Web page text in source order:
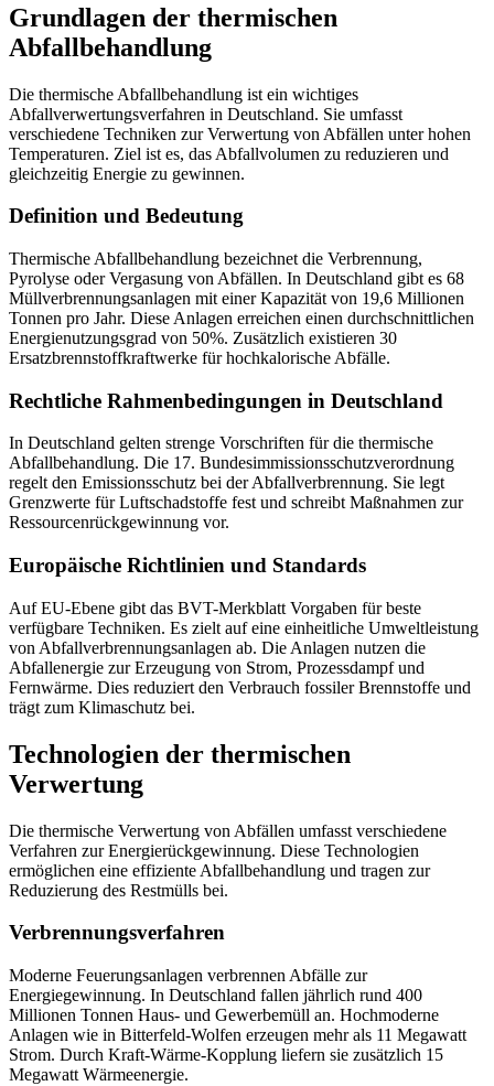
Grundlagen der thermischen
Abfallbehandlung
Die thermische Abfallbehandlung ist ein wichtiges
Abfallverwertungsverfahren in Deutschland. Sie umfasst
verschiedene Techniken zur Verwertung von Abfällen unter hohen
Temperaturen. Ziel ist es, das Abfallvolumen zu reduzieren und
gleichzeitig Energie zu gewinnen.
Definition und Bedeutung
Thermische Abfallbehandlung bezeichnet die Verbrennung,
Pyrolyse oder Vergasung von Abfällen. In Deutschland gibt es 68
Müllverbrennungsanlagen mit einer Kapazität von 19,6 Millionen
Tonnen pro Jahr. Diese Anlagen erreichen einen durchschnittlichen
Energienutzungsgrad von 50%. Zusätzlich existieren 30
Ersatzbrennstoffkraftwerke für hochkalorische Abfälle.
Rechtliche Rahmenbedingungen in Deutschland
In Deutschland gelten strenge Vorschriften für die thermische
Abfallbehandlung. Die 17. Bundesimmissionsschutzverordnung
regelt den Emissionsschutz bei der Abfallverbrennung. Sie legt
Grenzwerte für Luftschadstoffe fest und schreibt Maßnahmen zur
Ressourcenrückgewinnung vor.
Europäische Richtlinien und Standards
Auf EU-Ebene gibt das BVT-Merkblatt Vorgaben für beste
verfügbare Techniken. Es zielt auf eine einheitliche Umweltleistung
von Abfallverbrennungsanlagen ab. Die Anlagen nutzen die
Abfallenergie zur Erzeugung von Strom, Prozessdampf und
Fernwärme. Dies reduziert den Verbrauch fossilerBrennstoffe und
trägt zum Klimaschutz bei.
Technologien der thermischen
Verwertung
Die thermische Verwertung von Abfällen umfasst verschiedene
Verfahren zur Energierückgewinnung. Diese Technologien
ermöglichen eine effiziente Abfallbehandlung und tragen zur
Reduzierung des Restmülls bei.
Verbrennungsverfahren
Moderne Feuerungsanlagen verbrennen Abfälle zur
Energiegewinnung. In Deutschland fallen jährlich rund 400
Millionen Tonnen Haus- und Gewerbemüll an. Hochmoderne
Anlagen wie in Bitterfeld-Wolfen erzeugen mehr als 11 Megawatt
Strom. Durch Kraft-Wärme-Kopplung liefern sie zusätzlich 15
Megawatt Wärmeenergie.